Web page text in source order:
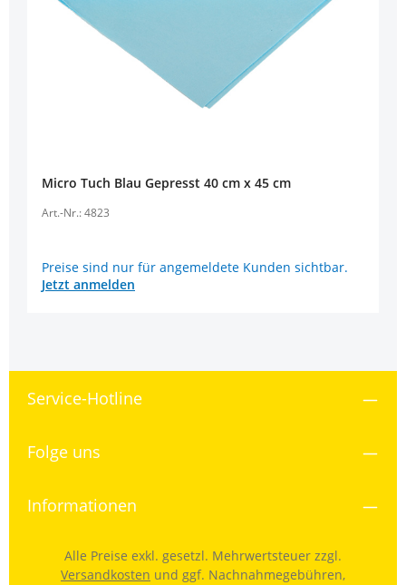
Micro Tuch Blau Gepresst 40 cm x 45 cm
Art.-Nr.: 4823
Preise sind nur für angemeldete Kunden sichtbar.
Jetzt anmelden
Service-Hotline
Folge uns
Informationen
Alle Preise exkl. gesetzl. Mehrwertsteuer zzgl.
Versandkosten und ggf. Nachnahmegebühren,